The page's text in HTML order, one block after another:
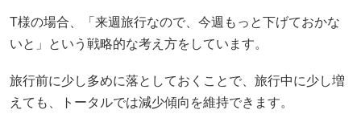
T様の場合、「来週旅行なので、今週もっと下げておかな
いと」という戦略的な考え方をしています。
旅行前に少し多めに落としておくことで、旅行中に少し増
えても、トータルでは減少傾向を維持できます。